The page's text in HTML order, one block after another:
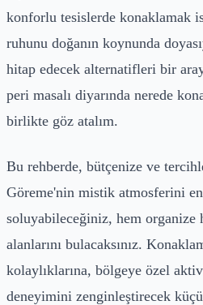
konforlu tesislerde konaklamak
ruhunu doğanın koynunda
hitap edecek alternatifleri bir
peri masalı diyarında nerede
birlikte göz atalım.
Bu rehberde, bütçenize ve
Göreme'nin mistik atmosferini
soluyabileceğiniz, hem organize
alanlarını bulacaksınız.
kolaylıklarına, bölgeye özel
deneyimini zenginleştirecek